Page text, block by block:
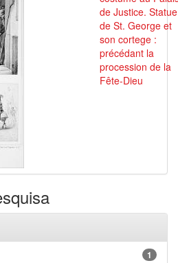
de Justice. Statue
de St. George et
son cortege :
précédant la
procession de la
Fête-Dieu
1